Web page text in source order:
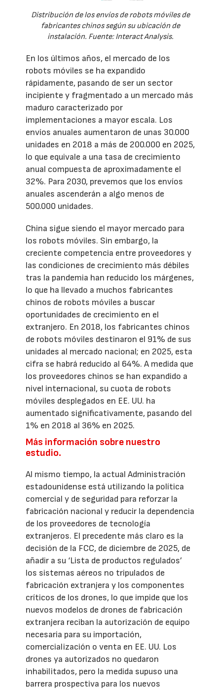
Distribución de los envíos de robots móviles de
fabricantes chinos según su ubicación de
instalación. Fuente: Interact Analysis.
En los últimos años, el mercado de los
robots móviles se ha expandido
rápidamente, pasando de ser un sector
incipiente y fragmentado a un mercado más
maduro caracterizado por
implementaciones a mayor escala. Los
envíos anuales aumentaron de unas 30.000
unidades en 2018 a más de 200.000 en 2025,
lo que equivale a una tasa de crecimiento
anual compuesta de aproximadamente el
32%. Para 2030, prevemos que los envíos
anuales ascenderán a algo menos de
500.000 unidades.
China sigue siendo el mayor mercado para
los robots móviles. Sin embargo, la
creciente competencia entre proveedores y
las condiciones de crecimiento más débiles
tras la pandemia han reducido los márgenes,
lo que ha llevado a muchos fabricantes
chinos de robots móviles a buscar
oportunidades de crecimiento en el
extranjero. En 2018, los fabricantes chinos
de robots móviles destinaron el 91% de sus
unidades al mercado nacional; en 2025, esta
cifra se habrá reducido al 64%. A medida que
los proveedores chinos se han expandido a
nivel internacional, su cuota de robots
móviles desplegados en EE. UU. ha
aumentado significativamente, pasando del
1% en 2018 al 36% en 2025.
Más información sobre nuestro
estudio.
Al mismo tiempo, la actual Administración
estadounidense está utilizando la política
comercial y de seguridad para reforzar la
fabricación nacional y reducir la dependencia
de los proveedores de tecnología
extranjeros. El precedente más claro es la
decisión de la FCC, de diciembre de 2025, de
añadir a su ‘Lista de productos regulados’
los sistemas aéreos no tripulados de
fabricación extranjera y los componentes
críticos de los drones, lo que impide que los
nuevos modelos de drones de fabricación
extranjera reciban la autorización de equipo
necesaria para su importación,
comercialización o venta en EE. UU. Los
drones ya autorizados no quedaron
inhabilitados, pero la medida supuso una
barrera prospectiva para los nuevos